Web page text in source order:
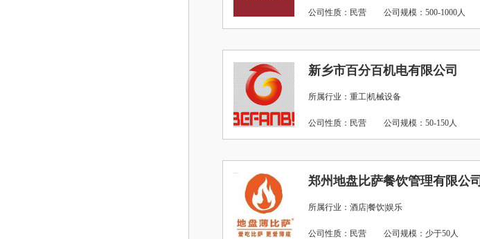
公司性质：民营 公司规模：500-1000人
新乡市百分百机电有限公司
所属行业：重工|机械设备
公司性质：民营 公司规模：50-150人
郑州地盘比萨餐饮管理有限公司
所属行业：酒店|餐饮|娱乐
公司性质：民营 公司规模：少于50人